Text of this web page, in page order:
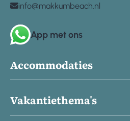
info@makkumbeach.nl
App met ons
Accommodaties
Vakantiethema's